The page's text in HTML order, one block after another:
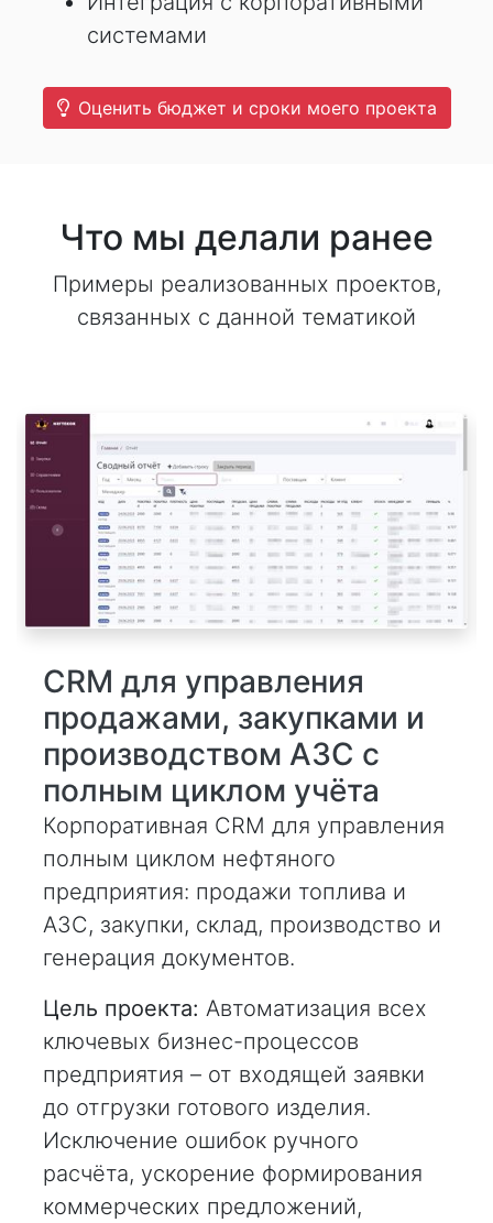
системами
Оценить бюджет и сроки моего проекта
Что мы делали ранее
Примеры реализованных проектов,
связанных с данной тематикой
CRM для управления
продажами, закупками и
производством АЗС с
полным циклом учёта
Корпоративная CRM для управления
полным циклом нефтяного
предприятия: продажи топлива и
АЗС, закупки, склад, производство и
генерация документов.
Цель проекта: Автоматизация всех
ключевых бизнес-процессов
предприятия – от входящей заявки
до отгрузки готового изделия.
Исключение ошибок ручного
расчёта, ускорение формирования
коммерческих предложений,